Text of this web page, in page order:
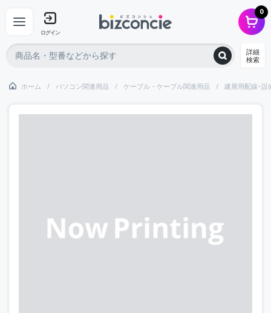
ログイン
0
詳細
検索
ホーム パソコン関連用品 ケーブル・ケーブル関連用品 建屋用配線･設